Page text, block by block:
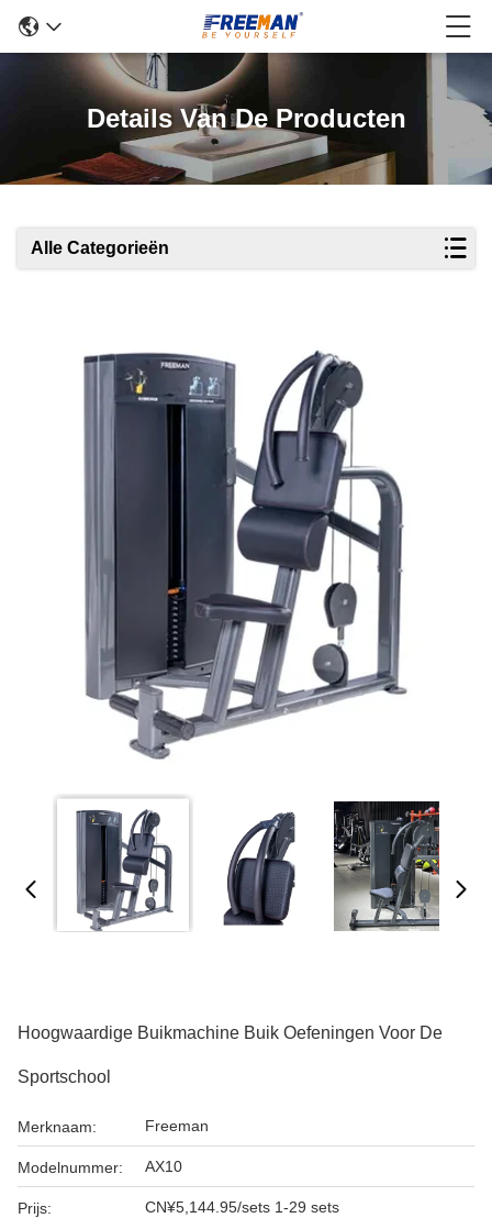
Details Van De Producten
Alle Categorieën
Hoogwaardige Buikmachine Buik Oefeningen Voor De
Sportschool
Merknaam: Freeman
Modelnummer: AX10
Prijs: CN¥5,144.95/sets 1-29 sets